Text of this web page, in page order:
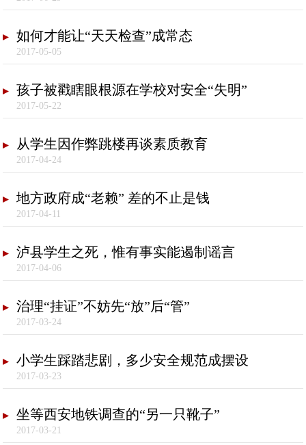
如何才能让“天天检查”成常态
2017-05-05
孩子被戳瞎眼根源在学校对安全“失明”
2017-05-22
从学生因作弊跳楼再谈素质教育
2017-04-24
地方政府成“老赖” 差的不止是钱
2017-04-11
泸县学生之死，惟有事实能遏制谣言
2017-04-06
治理“挂证”不妨先“放”后“管”
2017-03-24
小学生踩踏悲剧，多少安全规范成摆设
2017-03-23
坐等西安地铁调查的“另一只靴子”
2017-03-21